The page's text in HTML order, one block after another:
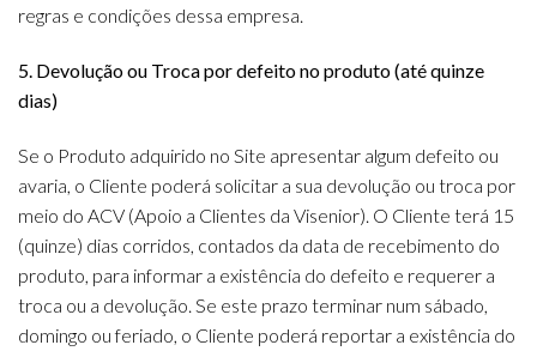
regras e condições dessa empresa.
5. Devolução ou Troca por defeito no produto (até quinze
dias)
Se o Produto adquirido no Site apresentar algum defeito ou
avaria, o Cliente poderá solicitar a sua devolução ou troca por
meio do ACV (Apoio a Clientes da Visenior). O Cliente terá 15
(quinze) dias corridos, contados da data de recebimento do
produto, para informar a existência do defeito e requerer a
troca ou a devolução. Se este prazo terminar num sábado,
domingo ou feriado, o Cliente poderá reportar a existência do